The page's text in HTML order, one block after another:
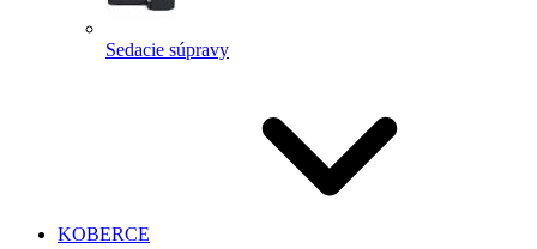
Sedacie súpravy
KOBERCE